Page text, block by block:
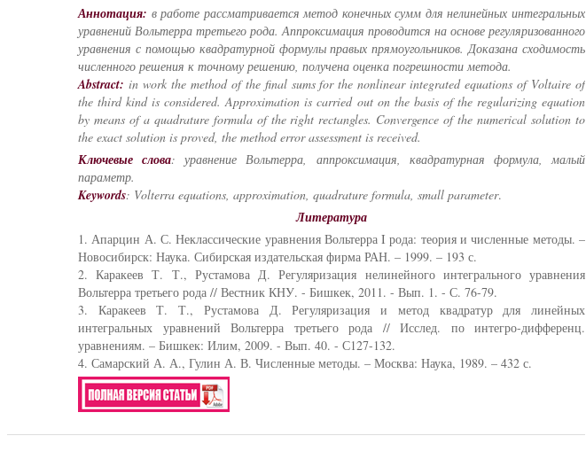
Аннотация: в работе рассматривается метод конечных сумм для нелинейных интегральных
уравнений Вольтерра третьего рода. Аппроксимация проводится на основе регуляризованного
уравнения с помощью квадратурной формулы правых прямоугольников. Доказана сходимость
численного решения к точному решению, получена оценка погрешности метода.
Abstract: in work the method of the final sums for the nonlinear integrated equations of Voltaire of
the third kind is considered. Approximation is carried out on the basis of the regularizing equation
by means of a quadrature formula of the right rectangles. Convergence of the numerical solution to
the exact solution is proved, the method error assessment is received.
Ключевые слова: уравнение Вольтерра, аппроксимация, квадратурная формула, малый
параметр.
Keywords: Volterra equations, approximation, quadrature formula, small parameter.
Литература
1. Апарцин А. С. Неклассические уравнения Вольтерра I рода: теория и численные методы. –
Новосибирск: Наука. Сибирская издательская фирма РАН. – 1999. – 193 с.
2. Каракеев Т. Т., Рустамова Д. Регуляризация нелинейного интегрального уравнения
Вольтерра третьего рода // Вестник КНУ. - Бишкек, 2011. - Вып. 1. - С. 76-79.
3. Каракеев Т. Т., Рустамова Д. Регуляризация и метод квадратур для линейных
интегральных уравнений Вольтерра третьего рода // Исслед. по интегро-дифференц.
уравнениям. – Бишкек: Илим, 2009. - Вып. 40. - С127-132.
4. Самарский А. А., Гулин А. В. Численные методы. – Москва: Наука, 1989. – 432 с.